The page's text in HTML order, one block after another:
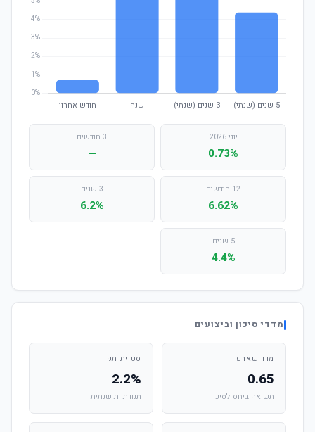
יוני 2026
0.73%
3 חודשים
—
12 חודשים
6.62%
3 שנים
6.2%
5 שנים
4.4%
מדדי סיכון וביצועים
מדד שארפ
0.65
תשואה ביחס לסיכון
סטיית תקן
2.2%
תנודתיות שנתית